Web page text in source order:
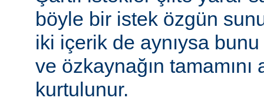
böyle bir istek özgün
iki içerik de aynıysa
ve özkaynağın
kurtulunur.